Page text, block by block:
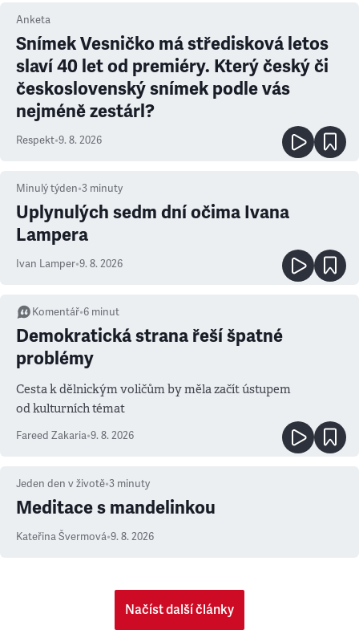
Anketa
Snímek Vesničko má středisková letos
slaví 40 let od premiéry. Který český či
československý snímek podle vás
nejméně zestárl?
Respekt•9. 8. 2026
Minulý týden•3 minuty
Uplynulých sedm dní očima Ivana
Lampera
Ivan Lamper•9. 8. 2026
Komentář•6 minut
Demokratická strana řeší špatné
problémy
Cesta k dělnickým voličům by měla začít ústupem
od kulturních témat
Fareed Zakaria•9. 8. 2026
Jeden den v životě•3 minuty
Meditace s mandelinkou
Kateřina Švermová•9. 8. 2026
Načíst další články